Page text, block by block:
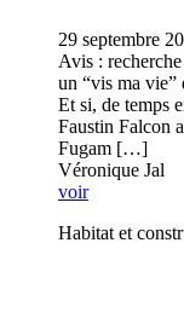
29 septembre
Avis :
un “vis ma vie”
Et si, de temps
Faustin Falcon
Fugam […]
Véronique Jal
voir
Habitat et